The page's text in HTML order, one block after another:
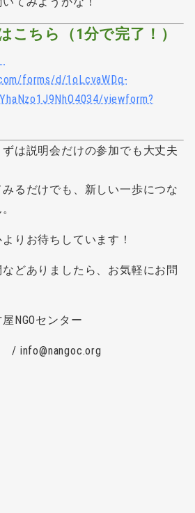
こちら（1分で完了！）
forms/d/1oLcvaWDq-
viewform?
は説明会だけの参加でも大丈夫
るだけでも、新しい一歩につな
りお待ちしています！
どありましたら、お気軽にお問
NGOセンター
info@nangoc.org